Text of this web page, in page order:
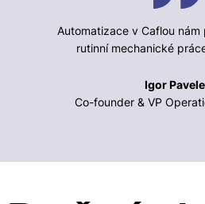
Automatizace v Caflou
rutinní mechanické
Igor
Co-founder & VP